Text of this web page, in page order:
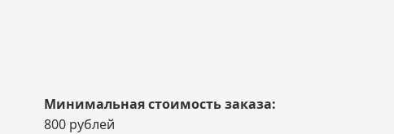
Минимальная стоимость заказа:
800 рублей